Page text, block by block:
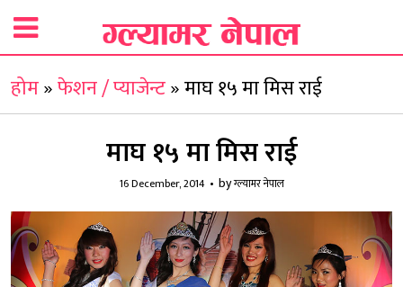
होम»फेशन / प्याजेन्ट»माघ १५ मा मिस राई
माघ १५ मा मिस राई
16 December, 2014 byग्ल्यामर नेपाल